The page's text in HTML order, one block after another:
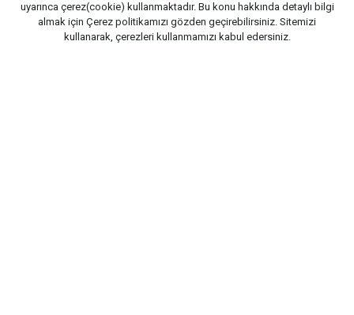
uyarınca çerez(cookie) kullanmaktadır. Bu konu hakkında detaylı bilgi
almak için Çerez politikamızı gözden geçirebilirsiniz. Sitemizi
kullanarak, çerezleri kullanmamızı kabul edersiniz.